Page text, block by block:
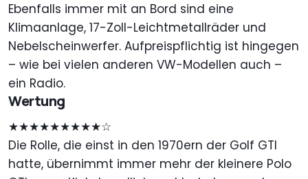
Ebenfalls immer mit an Bord sind eine
Klimaanlage, 17-Zoll-Leichtmetallräder und
Nebelscheinwerfer. Aufpreispflichtig ist hingegen
– wie bei vielen anderen VW-Modellen auch –
ein Radio.
Wertung
★★★★★★★★★☆
Die Rolle, die einst in den 1970ern der Golf GTI
hatte, übernimmt immer mehr der kleinere Polo